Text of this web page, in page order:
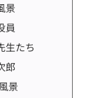
景
員
生たち
郎
景